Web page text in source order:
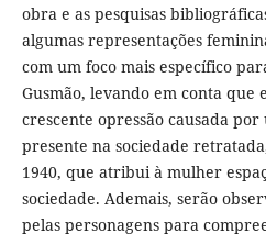
obra e as pesquisas
algumas representações
com um foco mais específico
Gusmão, levando em conta que
crescente opressão causada
presente na sociedade
1940, que atribui à mulher
sociedade. Ademais, serão
pelas personagens para